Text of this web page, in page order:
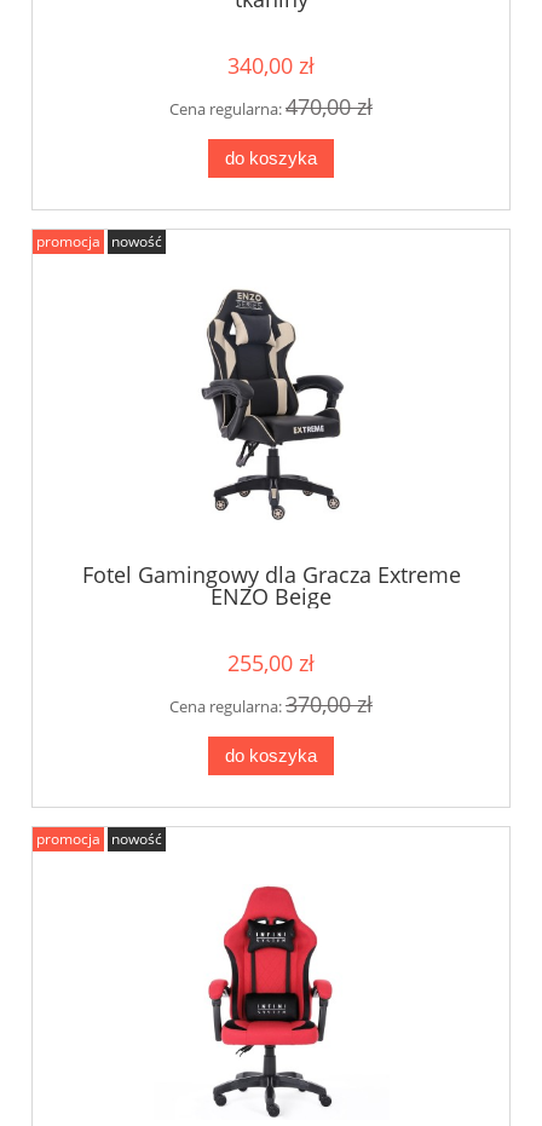
340,00 zł
Cena regularna:470,00 zł
do koszyka
Fotel Gamingowy dla Gracza Extreme
ENZO Beige
255,00 zł
Cena regularna:370,00 zł
do koszyka
promocja nowość
promocja nowość